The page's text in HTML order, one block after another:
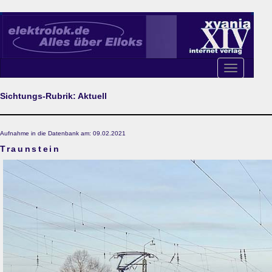
Toggle
navigation
Sichtungs-Rubrik: Aktuell
Aufnahme in die Datenbank am: 09.02.2021
Traunstein